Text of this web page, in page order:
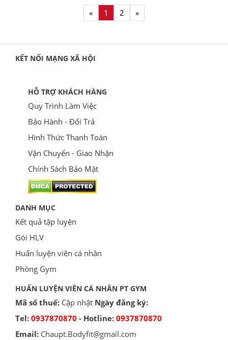
« 1 2 »
KẾT NỐI MẠNG XÃ HỘI
HỖ TRỢ KHÁCH HÀNG
Quy Trình Làm Việc
Bảo Hành - Đổi Trả
Hình Thức Thanh Toán
Vận Chuyển - Giao Nhận
Chính Sách Bảo Mật
DANH MỤC
Kết quả tập luyện
Gói HLV
Huấn luyện viên cá nhân
Phòng Gym
HUẤN LUYỆN VIÊN CÁ NHÂN PT GYM
Mã số thuế: Cập nhật Ngày đăng ký:
Tel: 0937870870 - Hotline: 0937870870
Email: Chaupt.Bodyfit@gmail.com